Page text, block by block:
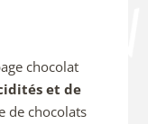
chocolat
et de
de chocolats